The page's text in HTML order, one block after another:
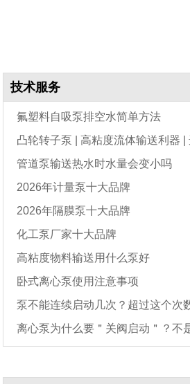
技术服务
氟塑料自吸泵排空水简单方法
凸轮转子泵 | 高粘度流体输送利器
管道泵输送热水时水量会变小吗
2026年计量泵十大品牌
2026年隔膜泵十大品牌
化工泵厂家十大品牌
高粘度物料输送用什么泵好
卧式离心泵使用注意事项
泵不能连续启动几次？超过这个次
离心泵为什么要＂关阀启动＂？不